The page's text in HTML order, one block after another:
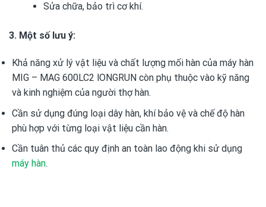
Sửa chữa, bảo trì cơ khí.
3. Một số lưu ý:
Khả năng xử lý vật liệu và chất lượng mối hàn của máy hàn
MIG – MAG 600LC2 lONGRUN còn phụ thuộc vào kỹ năng
và kinh nghiệm của người thợ hàn.
Cần sử dụng đúng loại dây hàn, khí bảo vệ và chế độ hàn
phù hợp với từng loại vật liệu cần hàn.
Cần tuân thủ các quy định an toàn lao động khi sử dụng
máy hàn.